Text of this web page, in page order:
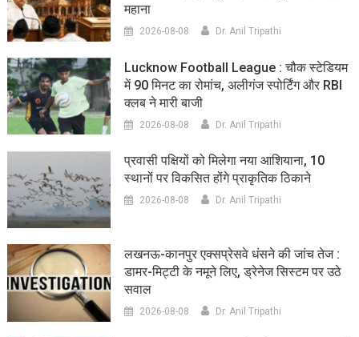
महाना
2026-08-08 Dr. Anil Tripathi
Lucknow Football League : चौक स्टेडियम
में 90 मिनट का रोमांच, अलीगंज स्पोर्टिंग और RBI
क्लब ने मारी बाजी
2026-08-08 Dr. Anil Tripathi
प्रवासी पक्षियों को मिलेगा नया आशियाना, 10
स्थानों पर विकसित होंगे प्राकृतिक ठिकाने
2026-08-08 Dr. Anil Tripathi
लखनऊ-कानपुर एक्सप्रेसवे धंसने की जांच तेज :
डामर-मिट्टी के नमूने लिए, ड्रेनेज सिस्टम पर उठे
सवाल
2026-08-08 Dr. Anil Tripathi